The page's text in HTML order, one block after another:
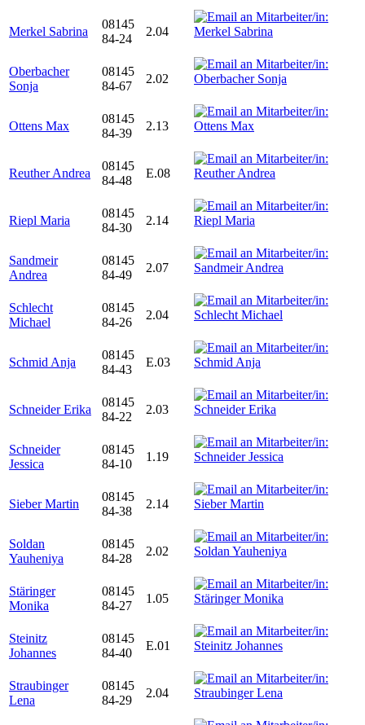
Merkel Sabrina
08145
84-24
2.04
Oberbacher
Sonja
08145
84-67
2.02
Ottens Max
08145
84-39
2.13
Reuther Andrea
08145
84-48
E.08
Riepl Maria
08145
84-30
2.14
Sandmeir
Andrea
08145
84-49
2.07
Schlecht
Michael
08145
84-26
2.04
Schmid Anja
08145
84-43
E.03
Schneider Erika
08145
84-22
2.03
Schneider
Jessica
08145
84-10
1.19
Sieber Martin
08145
84-38
2.14
Soldan
Yauheniya
08145
84-28
2.02
Stäringer
Monika
08145
84-27
1.05
Steinitz
Johannes
08145
84-40
E.01
Straubinger
Lena
08145
84-29
2.04